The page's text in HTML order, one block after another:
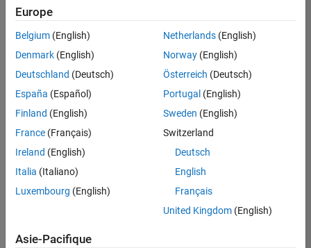
correspondant
à vos
critères
de
recherche.
Vous
pouvez
élargir
votre
recherche
ou
afficher
l’ensemble
d'emploi.
Europe
Belgium (English)
Denmark (English)
Deutschland (Deutsch)
España (Español)
Finland (English)
France (Français)
Ireland (English)
Italia (Italiano)
Luxembourg (English)
Netherlands(English)
Norway(English)
Österreich (Deutsch)
Portugal (English)
Sweden (English)
Switzerland
Deutsch
English
Français
United Kingdom(English)
Asie-Pacifique